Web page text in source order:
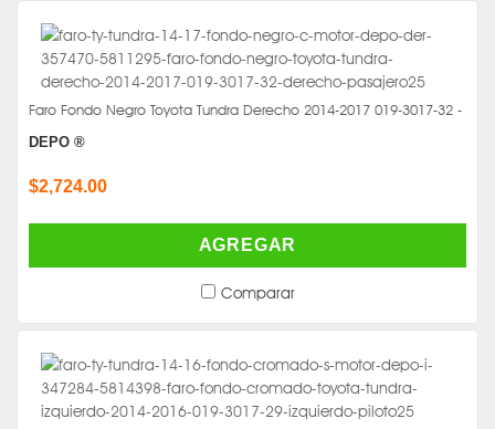
Faro Fondo Negro Toyota Tundra Derecho 2014-2017 019-3017-32 -
DEPO ®
$2,724.00
AGREGAR
Comparar